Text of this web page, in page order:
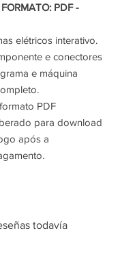
PDF -
elétricos interativo.
e conectores
e máquina
PDF
para download
após a
todavía